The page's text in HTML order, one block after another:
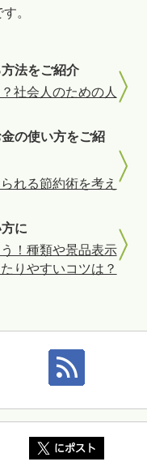
。
法をご紹介
社会人のための人
の使い方をご紹
れる節約術を考え
に
！種類や景品表示
りやすいコツは？